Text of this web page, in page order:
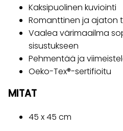
Kaksipuolinen kuviointi
Romanttinen ja ajaton
Vaalea värimaailma
sisustukseen
Pehmentää ja
Oeko-Tex®-sertifioitu
MITAT
45 x 45 cm